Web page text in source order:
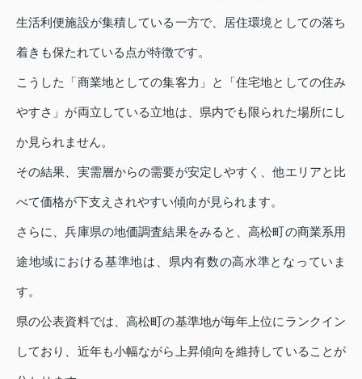
生活利便施設が集積している一方で、居住環境としての落ち
着きも保たれている点が特徴です。
こうした「商業地としての集客力」と「住宅地としての住み
やすさ」が両立している立地は、県内でも限られた場所にし
か見られません。
その結果、実需層からの需要が安定しやすく、他エリアと比
べて価格が下支えされやすい傾向が見られます。
さらに、兵庫県の地価調査結果をみると、高松町の商業系用
途地域における基準地は、県内有数の高水準となっていま
す。
県の公表資料では、高松町の基準地が毎年上位にランクイン
しており、近年も小幅ながら上昇傾向を維持していることが